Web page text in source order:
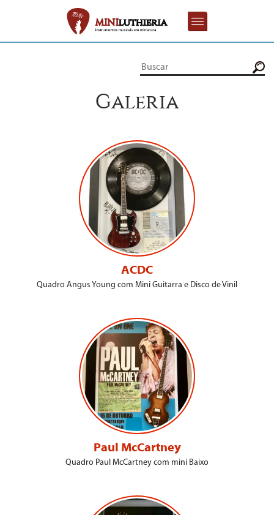
Galeria
ACDC
Quadro Angus Young com Mini Guitarra e Disco de Vinil
Paul McCartney
Quadro Paul McCartney com mini Baixo